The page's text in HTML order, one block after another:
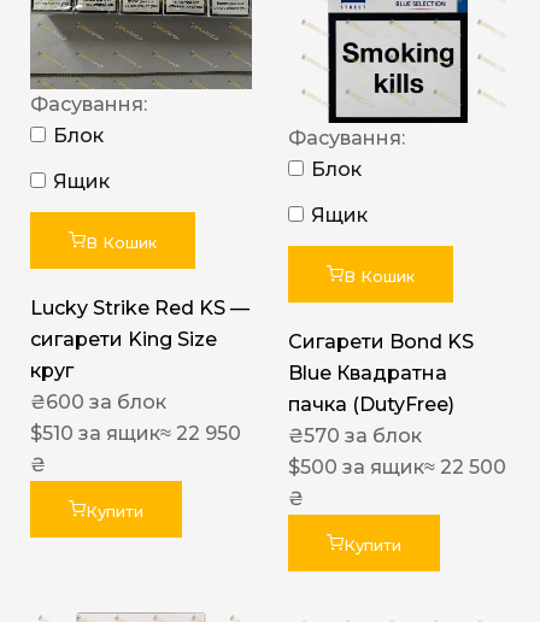
Фасування:
Блок
Ящик
В Кошик
Lucky Strike Red KS —
сигарети King Size
круг
₴600 за блок
$510 за ящик≈ 22 950
₴
Купити
Фасування:
Блок
Ящик
В Кошик
Сигарети Bond KS
Blue Квадратна
пачка (DutyFree)
₴570 за блок
$500 за ящик≈ 22 500
₴
Купити